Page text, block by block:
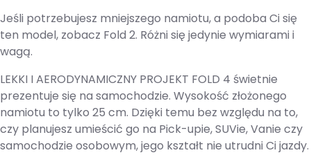
Jeśli potrzebujesz mniejszego namiotu, a podoba Ci się
ten model, zobacz Fold 2. Różni się jedynie wymiarami i
wagą.
LEKKI I AERODYNAMICZNY PROJEKT FOLD 4 świetnie
prezentuje się na samochodzie. Wysokość złożonego
namiotu to tylko 25 cm. Dzięki temu bez względu na to,
czy planujesz umieścić go na Pick-upie, SUVie, Vanie czy
samochodzie osobowym, jego kształt nie utrudni Ci jazdy.